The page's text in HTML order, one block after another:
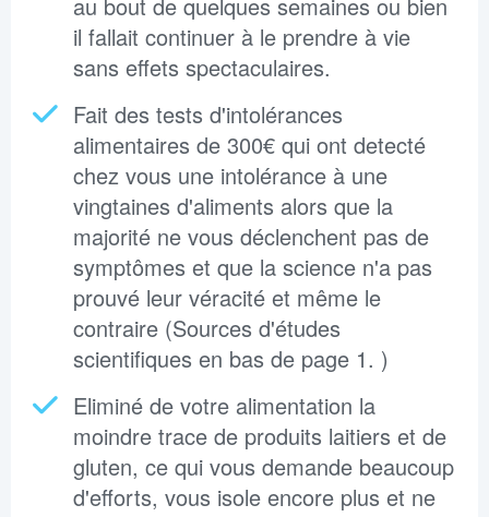
il fallait continuer à le prendre à vie
sans effets spectaculaires.
Fait des tests d'intolérances
alimentaires de 300€ qui ont detecté
chez vous une intolérance à une
vingtaines d'aliments alors que la
majorité ne vous déclenchent pas de
symptômes et que la science n'a pas
prouvé leur véracité et même le
contraire (Sources d'études
scientifiques en bas de page 1. )
Eliminé de votre alimentation la
moindre trace de produits laitiers et de
gluten, ce qui vous demande beaucoup
d'efforts, vous isole encore plus et ne